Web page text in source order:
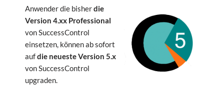
Anwender die bisherdie
Version 4.xx Professional
von SuccessControl
einsetzen, können ab sofort
aufdie neueste Version 5.x
von SuccessControl
upgraden.